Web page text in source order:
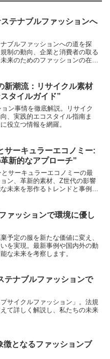
テナブルファッションへ
ブルファッションへの道を探
制の動向、企業と消費者の取る
来のためのファッションの在り
新潮流：リサイクル素材
タイルガイド”
ン事情を徹底解説。リサイク
、実践的エコスタイル指南ま
役立つ情報を網羅。
サーキュラーエコノミー:
新的なアプローチ”
サーキュラーエコノミーの最
ン、革新的素材、Z世代の影響
未来を形作るトレンドと事例を
ァッションで環境に優し
予定の服を新たな価値に変え、
を実現。最新事例や国内外の動
な未来を考察します。
テナブルファッションで
サイクルファッション」。法規
て詳しく解説し、私たちの未来
となるファッションブ